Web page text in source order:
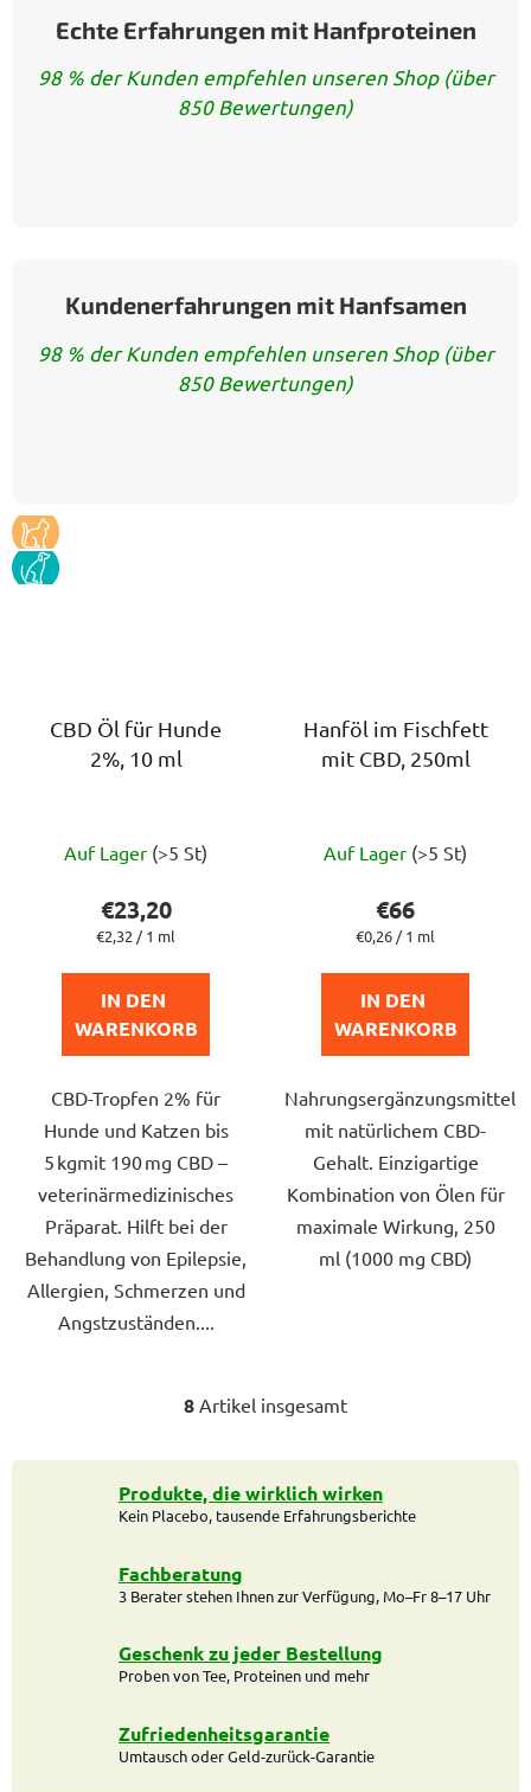
Echte Erfahrungen mit Hanfproteinen
98 % der Kunden empfehlen unseren Shop (über
850 Bewertungen)
Kundenerfahrungen mit Hanfsamen
98 % der Kunden empfehlen unseren Shop (über
850 Bewertungen)
KOCKA
PES
CBD Öl für Hunde
2%, 10 ml
durchschnittliche
Produktbewertung
ist
von
5
Sternen.
Auf Lager (>5 St)
€23,20
Verkaufspreis:
€2,32 / 1 ml
IN DEN
WARENKORB
CBD-Tropfen 2% für
Hunde und Katzen bis
5 kgmit 190 mg CBD –
veterinärmedizinisches
Präparat. Hilft bei der
Behandlung von Epilepsie,
Allergien, Schmerzen und
Angstzuständen....
Hanföl im Fischfett
mit CBD, 250ml
ist
von
5
Sternen.
Auf Lager (>5 St)
€66
Verkaufspreis:
€0,26 / 1 ml
IN DEN
WARENKORB
Nahrungsergänzungsmittel
mit natürlichem CBD-
Gehalt. Einzigartige
Kombination von Ölen für
maximale Wirkung, 250
ml (1000 mg CBD)
S
e
u
e
l
m
e
t
e
8 Artikel insgesamt
Produkte, die wirklich wirken
Kein Placebo, tausende Erfahrungsberichte
Fachberatung
3 Berater stehen Ihnen zur Verfügung, Mo–Fr 8–17 Uhr
Geschenk zu jeder Bestellung
Proben von Tee, Proteinen und mehr
Zufriedenheitsgarantie
Umtausch oder Geld-zurück-Garantie